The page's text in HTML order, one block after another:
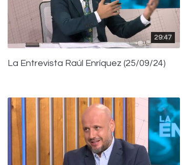
29:47
La Entrevista Raúl Enríquez (25/09/24)